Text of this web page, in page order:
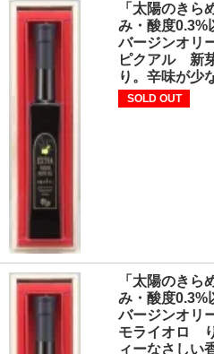
「太陽のきら
み・酸度0.3%
バージンオ
ピクアル 新
り。辛味が少
SOLD OUT
「太陽のきら
み・酸度0.3%
バージンオ
モライオロ
ィーなさしい